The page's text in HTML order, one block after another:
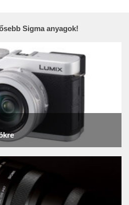
Sigma anyagok!